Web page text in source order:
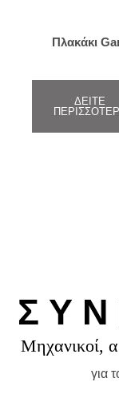
Πλακάκι
ΔΕΊΤΕ
Μηχανικοί,
για